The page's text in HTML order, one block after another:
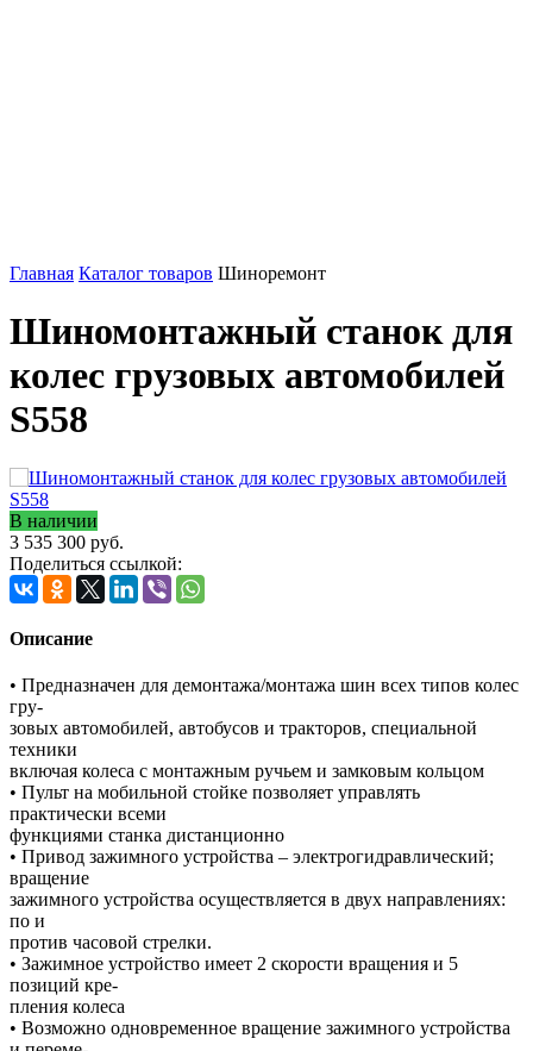
Главная Каталог товаров Шиноремонт
Шиномонтажный станок для
колес грузовых автомобилей
S558
В наличии
3 535 300 руб.
Поделиться ссылкой:
Описание
• Предназначен для демонтажа/монтажа шин всех типов колес
гру-
зовых автомобилей, автобусов и тракторов, специальной
техники
включая колеса с монтажным ручьем и замковым кольцом
• Пульт на мобильной стойке позволяет управлять
практически всеми
функциями станка дистанционно
• Привод зажимного устройства – электрогидравлический;
вращение
зажимного устройства осуществляется в двух направлениях:
по и
против часовой стрелки.
• Зажимное устройство имеет 2 скорости вращения и 5
позиций кре-
пления колеса
• Возможно одновременное вращение зажимного устройства